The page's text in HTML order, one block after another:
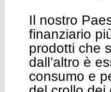
Il nostro
finanziario
prodotti che
dall’altro è
consumo e